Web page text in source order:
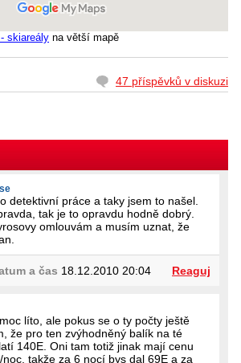
skiareály na větší mapě
47 příspěvků v diskuzi
detektivní práce a taky jsem to našel.
tak je to opravdu hodně dobrý.
omlouvám a musím uznat, že
a čas 18.12.2010 20:04 Reaguj
líto, ale pokus se o ty počty ještě
že pro ten zvýhodněný balík na té
140E. Oni tam totiž jinak mají cenu
takže za 6 nocí bys dal 69E a za